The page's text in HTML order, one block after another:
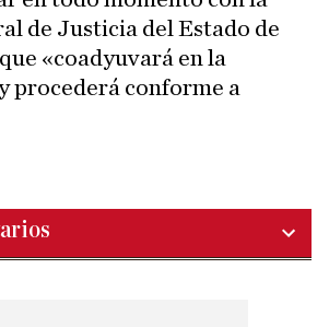
de Justicia del Estado de
«coadyuvará en la
procederá conforme a